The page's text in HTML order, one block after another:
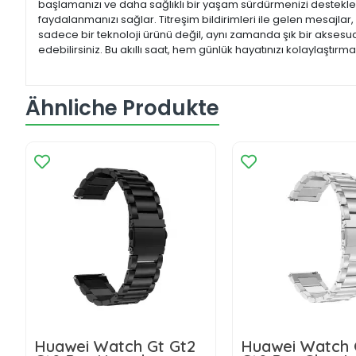
başlamanızı ve daha sağlıklı bir yaşam sürdürmenizi
faydalanmanızı sağlar. Titreşim bildirimleri ile gelen
sadece bir teknoloji ürünü değil, aynı zamanda şık bir
edebilirsiniz. Bu akıllı saat, hem günlük hayatınızı
Ähnliche Produkte
Huawei Watch Gt Gt2 Huawei Watch